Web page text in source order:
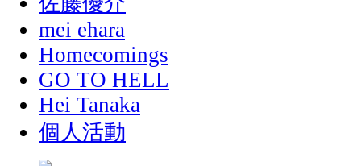
mei ehara
Homecomings
GO TO HELL
Hei Tanaka
個人活動